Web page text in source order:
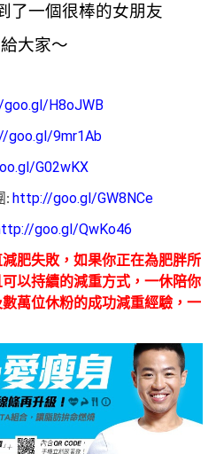
了一個很棒的女朋友
大家～
H8oJWB
goo.gl/9mr1Ab
G02wKX
: http://goo.gl/GW8NCe
goo.gl/QwKo46
肥失敗， 如果你正在為肥胖所
以持續的減重方式，一休陪你
萬位休粉的成功減重經驗，一